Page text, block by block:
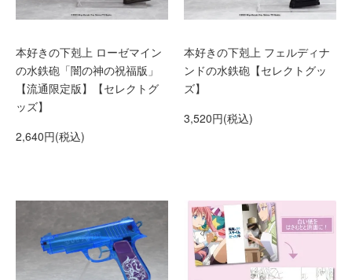
本好きの下剋上 ローゼマイン
の水鉄砲「闇の神の祝福版」
【流通限定版】【セレクトグ
ッズ】
2,640円(税込)
本好きの下剋上 フェルディナ
ンドの水鉄砲【セレクトグッ
ズ】
3,520円(税込)